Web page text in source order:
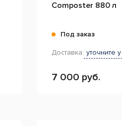
Composter 880 л
Под заказ
Доставка: уточните
7 000 руб.